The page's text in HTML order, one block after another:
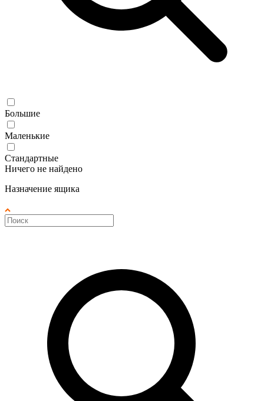
Большие
Маленькие
Стандартные
Ничего не найдено
Назначение ящика